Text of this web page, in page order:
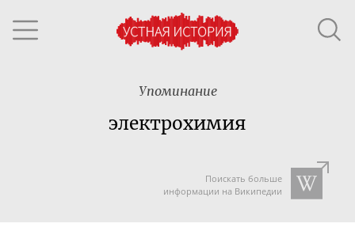
Упоминание
электрохимия
Поискать больше
информации на Википедии